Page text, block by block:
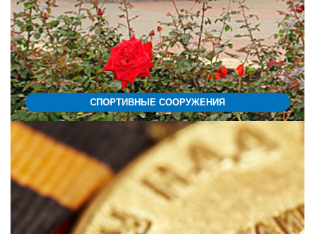
СПОРТИВНЫЕ СООРУЖЕНИЯ